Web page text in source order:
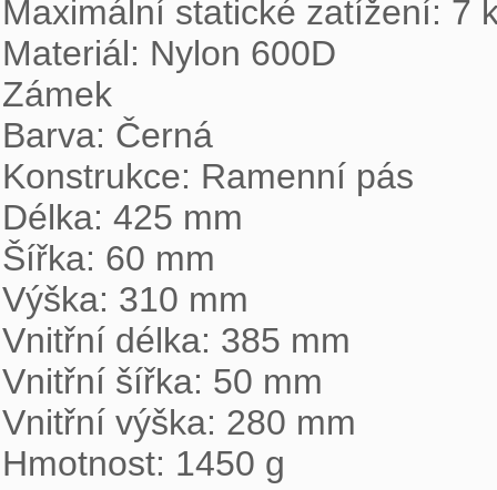
Maximální statické zatížení: 7
Materiál: Nylon 600D
Zámek
Barva: Černá
Konstrukce: Ramenní pás
Délka: 425 mm
Šířka: 60 mm
Výška: 310 mm
Vnitřní délka: 385 mm
Vnitřní šířka: 50 mm
Vnitřní výška: 280 mm
Hmotnost: 1450 g